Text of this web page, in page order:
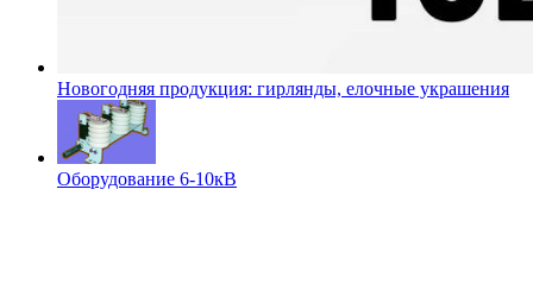
Новогодняя продукция: гирлянды, елочные украшения
Оборудование 6-10кВ